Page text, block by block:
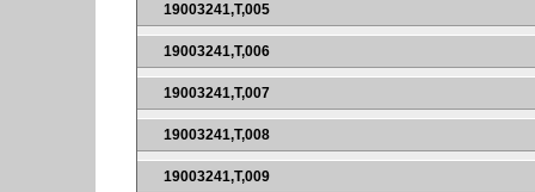
19003241,T,005
19003241,T,006
19003241,T,007
19003241,T,008
19003241,T,009